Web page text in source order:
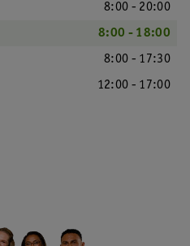
8:00 - 20:00
8:00 - 18:00
8:00 - 17:30
12:00 - 17:00